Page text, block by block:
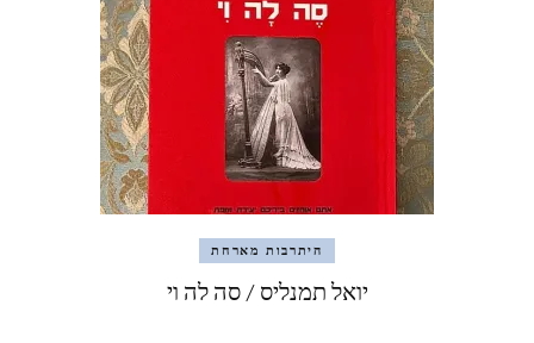
היתרבות מארחת
יואל תמנליס / סה לה וי